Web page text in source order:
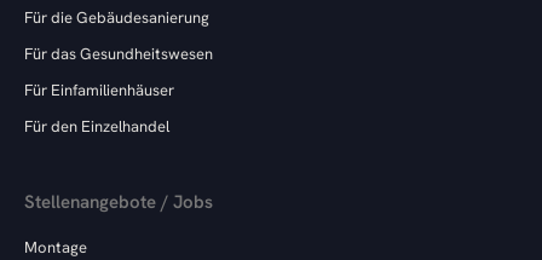
Für die Gebäudesanierung
Für das Gesundheitswesen
Für Einfamilienhäuser
Für den Einzelhandel
Stellenangebote / Jobs
Montage